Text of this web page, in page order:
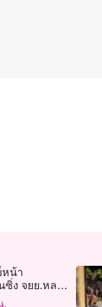
หน้า
ซิ่ง จยย.หลบ